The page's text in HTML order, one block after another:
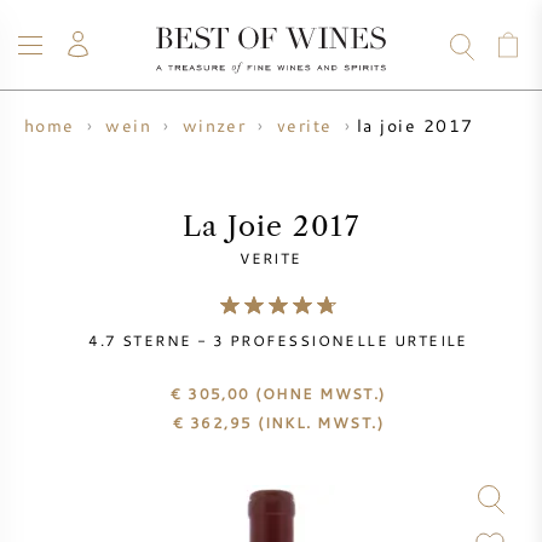
WEIN
NEU EINGETROFFEN
CHAMPAGNER
WHISKY
RUM
SPIRITUOSEN
ANGEBOTE
WHISKYANGEBOTE
BLOG
ÜBER UNS
home wein winzer verite la joie 2017
La Joie 2017
VERITE
4.7 STERNE - 3 PROFESSIONELLE URTEILE
€ 305,00 (OHNE MWST.)
€ 362,95 (INKL. MWST.)